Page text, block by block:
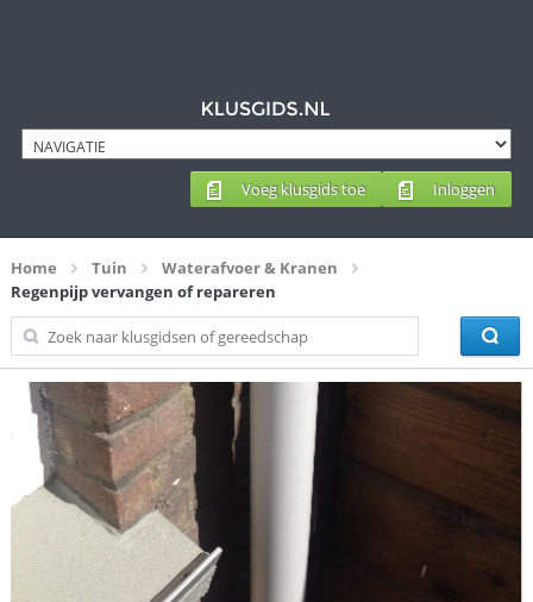
Inloggen
Voeg klusgids toe
Home Tuin
Waterafvoer & Kranen
Regenpijp vervangen of repareren